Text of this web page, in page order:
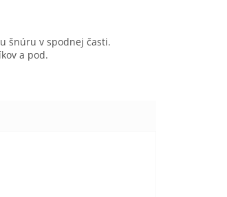
šnúru v spodnej časti.
a pod.
je 5 z 5 hviezdičiek.